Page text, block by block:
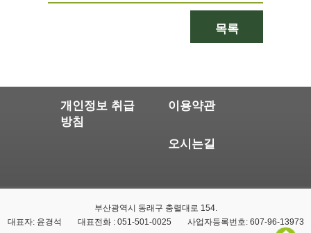
목록
개인정보 취급
방침
이용약관
오시는길
부산광역시 동래구 충렬대로 154.
대표자: 윤경석
대표전화 : 051-501-0025 사업자등록번호: 607-96-13973